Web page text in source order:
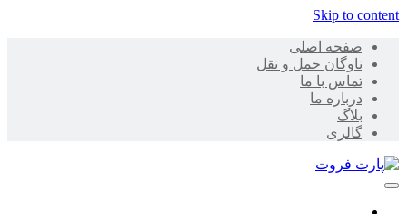
Skip to content
صفحه اصلی
ناوگان حمل و نقل
تماس با ما
درباره ما
بلاگ
گالری